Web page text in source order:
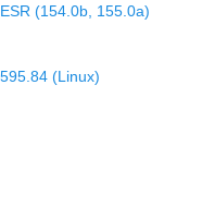
(154.0b, 155.0a)
(Linux)